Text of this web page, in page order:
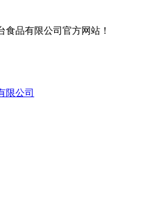
品有限公司官方网站！